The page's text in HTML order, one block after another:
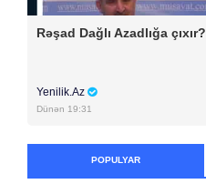
Rəşad Dağlı Azadlığa çıxır?
Yenilik.Az
Dünən 19:31
POPULYAR